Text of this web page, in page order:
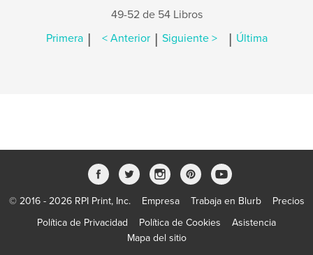
49-52 de 54 Libros
Primera | < Anterior | Siguiente > | Última
© 2016 - 2026 RPI Print, Inc. Empresa Trabaja en Blurb
Precios
Política de Privacidad
Política de Cookies
Asistencia
Mapa del sitio